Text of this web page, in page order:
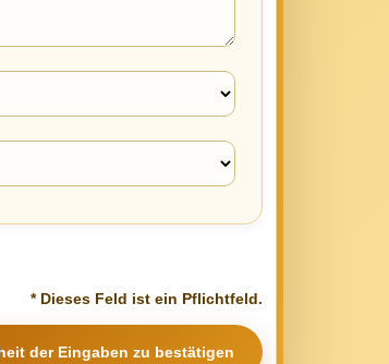
* Dieses Feld ist ein Pflichtfeld.